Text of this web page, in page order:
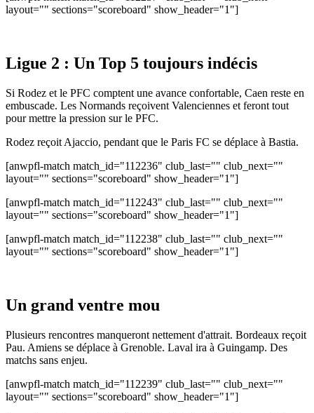
layout="" sections="scoreboard" show_header="1"]
Ligue 2 : Un Top 5 toujours indécis
Si Rodez et le PFC comptent une avance confortable, Caen reste en
embuscade. Les Normands reçoivent Valenciennes et feront tout
pour mettre la pression sur le PFC.
Rodez reçoit Ajaccio, pendant que le Paris FC se déplace à Bastia.
[anwpfl-match match_id="112236" club_last="" club_next=""
layout="" sections="scoreboard" show_header="1"]
[anwpfl-match match_id="112243" club_last="" club_next=""
layout="" sections="scoreboard" show_header="1"]
[anwpfl-match match_id="112238" club_last="" club_next=""
layout="" sections="scoreboard" show_header="1"]
Un grand ventre mou
Plusieurs rencontres manqueront nettement d'attrait. Bordeaux reçoit
Pau. Amiens se déplace à Grenoble. Laval ira à Guingamp. Des
matchs sans enjeu.
[anwpfl-match match_id="112239" club_last="" club_next=""
layout="" sections="scoreboard" show_header="1"]